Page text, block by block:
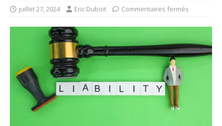
juillet 27, 2024 Eric Duboit Commentaires fermés